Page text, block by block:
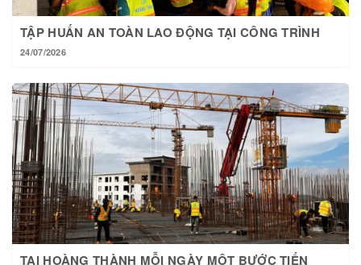
TẬP HUẤN AN TOÀN LAO ĐỘNG TẠI CÔNG TRÌNH
24/07/2026
TẠI HOÀNG THÀNH MỖI NGÀY MỘT BƯỚC TIẾN
24/07/2026